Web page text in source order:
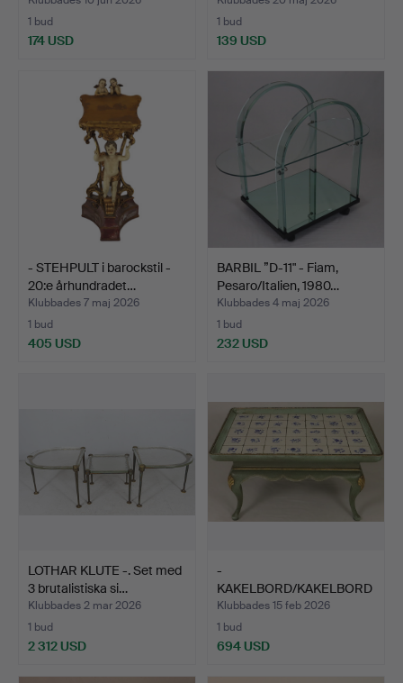
1 bud
174 USD
1 bud
139 USD
- STEHPULT i barockstil -
20:e århundradet…
Klubbades 7 maj 2026
1 bud
405 USD
BARBIL ”D-11" - Fiam,
Pesaro/Italien, 1980…
Klubbades 4 maj 2026
1 bud
232 USD
LOTHAR KLUTE -. Set med
3 brutalistiska si…
Klubbades 2 mar 2026
1 bud
2 312 USD
-
KAKELBORD/KAKELBORD
I SENGUSTAVIANSK STI…
Klubbades 15 feb 2026
1 bud
694 USD